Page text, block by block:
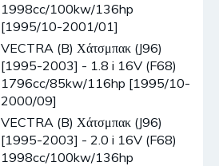
1998cc/100kw/136hp
[1995/10-2001/01]
VECTRA (B) Χάτσμπακ (J96)
[1995-2003] - 1.8 i 16V (F68)
1796cc/85kw/116hp [1995/10-
2000/09]
VECTRA (B) Χάτσμπακ (J96)
[1995-2003] - 2.0 i 16V (F68)
1998cc/100kw/136hp